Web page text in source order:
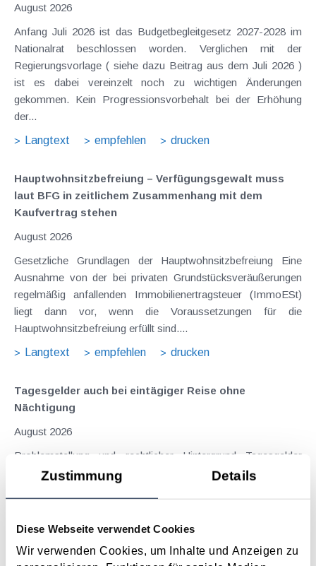
Zustimmung Details
Diese Webseite verwendet Cookies
Wir verwenden Cookies, um Inhalte und Anzeigen zu
August 2026
Anfang Juli 2026 ist das Budgetbegleitgesetz 2027-2028 im
Nationalrat beschlossen worden. Verglichen mit der
Regierungsvorlage ( siehe dazu Beitrag aus dem Juli 2026 )
ist es dabei vereinzelt noch zu wichtigen Änderungen
gekommen. Kein Progressionsvorbehalt bei der Erhöhung
der...
Langtext
empfehlen drucken
Hauptwohnsitz​­befreiung – Verfügungsgewalt muss
laut BFG in zeitlichem Zusammenhang mit dem
Kaufvertrag stehen
August 2026
Gesetzliche Grundlagen der Hauptwohnsitzbefreiung Eine
Ausnahme von der bei privaten Grundstücksveräußerungen
regelmäßig anfallenden Immobilienertragsteuer (ImmoESt)
liegt dann vor, wenn die Voraussetzungen für die
Hauptwohnsitzbefreiung erfüllt sind....
Langtext
empfehlen drucken
Tagesgelder auch bei eintägiger Reise ohne
Nächtigung
August 2026
Problemstellung und rechtlicher Hintergrund Tagesgelder
sollen Verpflegungsmehraufwendungen ausgleichen, welche
typischerweise stellt sich das Problem in der...
Langtext
empfehlen drucken